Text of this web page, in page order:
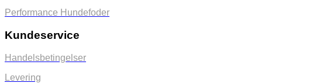
Performance Hundefoder
Kundeservice
Handelsbetingelser
Levering